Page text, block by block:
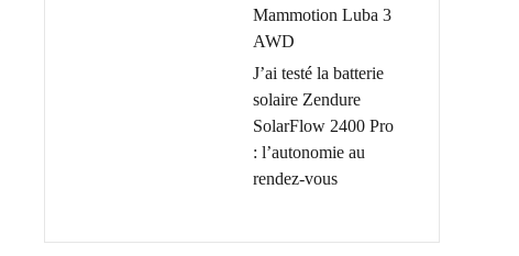
Mammotion Luba 3
AWD
J’ai testé la batterie
solaire Zendure
SolarFlow 2400 Pro
: l’autonomie au
rendez-vous